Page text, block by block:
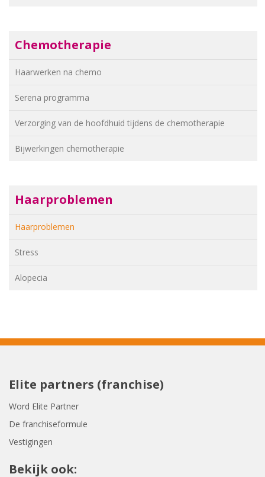
Chemotherapie
Haarwerken na chemo
Serena programma
Verzorging van de hoofdhuid tijdens de chemotherapie
Bijwerkingen chemotherapie
Haarproblemen
Haarproblemen
Stress
Alopecia
Elite partners (franchise)
Word Elite Partner
De franchiseformule
Vestigingen
Bekijk ook: